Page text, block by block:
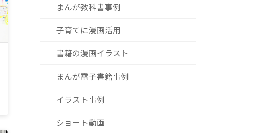
まんが教科書事例
子育てに漫画活用
書籍の漫画イラスト
まんが電子書籍事例
イラスト事例
ショート動画